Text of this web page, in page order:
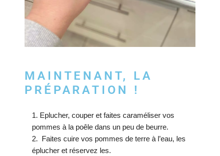
MAINTENANT, LA
PRÉPARATION !
Eplucher, couper et faites caraméliser vos
pommes à la poêle dans un peu de beurre.
Faites cuire vos pommes de terre à l’eau, les
éplucher et réservez les.